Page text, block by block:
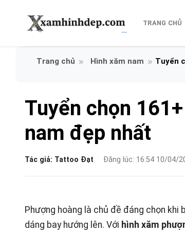
TRANG CHỦ
Hình xăm nam Tuyển
Tuyển chọn
nam đẹp nhất
Tác giả: Tattoo Đạt Đăng lúc: 16:54 10/04/
Phượng hoàng là chủ đề đáng chọn
dáng bay hướng lên. Với hình xăm